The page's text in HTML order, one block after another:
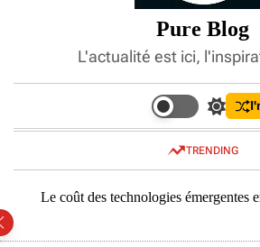
Pure Blog
L'actualité est ici,
S
w
t
c
h
c
TRENDING
Le coût des technologies émergentes